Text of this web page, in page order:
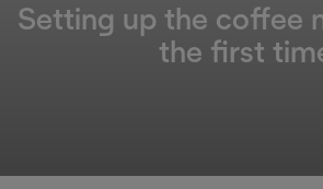
Setting up the coffee
the first